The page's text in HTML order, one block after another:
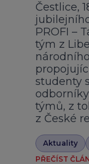
Čestlice,
PROFI –
tým z
studenty
týmů, z
z České
Aktuality
PŘEČÍST